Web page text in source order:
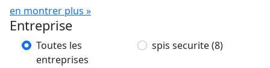
en montrer plus »
Entreprise
Toutes les
entreprises
spis securite(8)